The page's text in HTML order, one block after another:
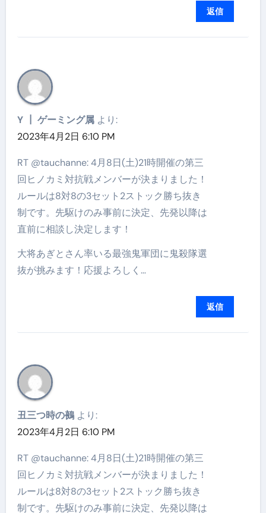
返信
Y ┃ ゲーミング属 より:
2023年4月2日 6:10 PM
RT @tauchanne: 4月8日(土)21時開催の第三
回ヒノカミ対抗戦メンバーが決まりました！
ルールは8対8の3セット2ストック勝ち抜き
制です。先駆けのみ事前に決定、先発以降は
直前に相談し決定します！
大将あぎとさん率いる最強鬼軍団に鬼殺隊選
抜が挑みます！応援よろしく…
返信
丑三つ時の鵺 より:
2023年4月2日 6:10 PM
RT @tauchanne: 4月8日(土)21時開催の第三
回ヒノカミ対抗戦メンバーが決まりました！
ルールは8対8の3セット2ストック勝ち抜き
制です。先駆けのみ事前に決定、先発以降は